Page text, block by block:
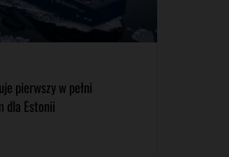
pierwszy w pełni
dla Estonii